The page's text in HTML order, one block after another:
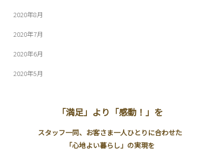
2020年8月
2020年7月
2020年6月
2020年5月
「満足」より「感動！」を
スタッフ一同、お客さま一人ひとりに合わせた
「心地よい暮らし」の実現を